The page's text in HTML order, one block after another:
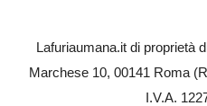
Lafuriaumana.it di proprietà
Marchese 10, 00141 Roma
I.V.A.